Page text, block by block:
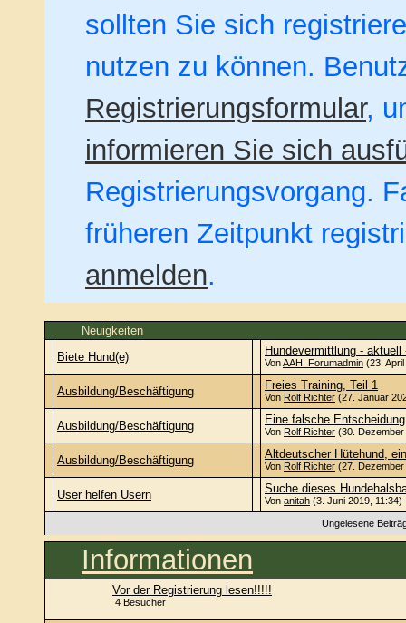
sollten Sie sich
nutzen zu können.
Registrierungsformular,
informieren Sie sich
Registrierungsvorgang.
früheren Zeitpunkt
anmelden.
Neuigkeiten
Biete Hund(e)
Hundevermittlung - aktuell
VonAAH_Forumadmin (23.
Ausbildung/Beschäftigung Freies Training, Teil 1
Von Rolf Richter (27. Januar
Ausbildung/Beschäftigung Eine falsche Entscheidung
Von Rolf Richter (30.
Ausbildung/Beschäftigung Altdeutscher Hütehund,
Von Rolf Richter (27. Dezember
User helfen Usern Suche dieses
Von anitah (3. Juni 2019, 11:34)
Ungelesene
Informationen
Vor der Registrierung lesen!!!!!
4 Besucher